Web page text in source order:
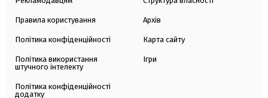
Правила користування
Політика конфіденційності
Політика використання
штучного інтелекту
Політика конфіденційності
додатку
Архів
Карта сайту
Ігри